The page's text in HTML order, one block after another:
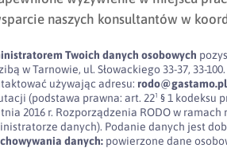
naszych konsultantów w
Twoich danych osobowych
w Tarnowie, ul. Słowackiego 33-37, 33-
używając adresu:rodo@gastamo.pl
(podstawa prawna: art. 22¹ § 1 kodeksu
2016 r. Rozporządzenia RODO w
danych). Podanie danych jest
danych: powierzone dane